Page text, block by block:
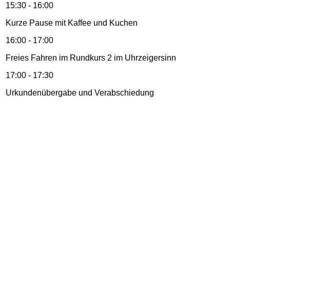
15:30 - 16:00
Kurze Pause mit Kaffee und Kuchen
16:00 - 17:00
Freies Fahren im Rundkurs 2 im Uhrzeigersinn
17:00 - 17:30
Urkundenübergabe und Verabschiedung